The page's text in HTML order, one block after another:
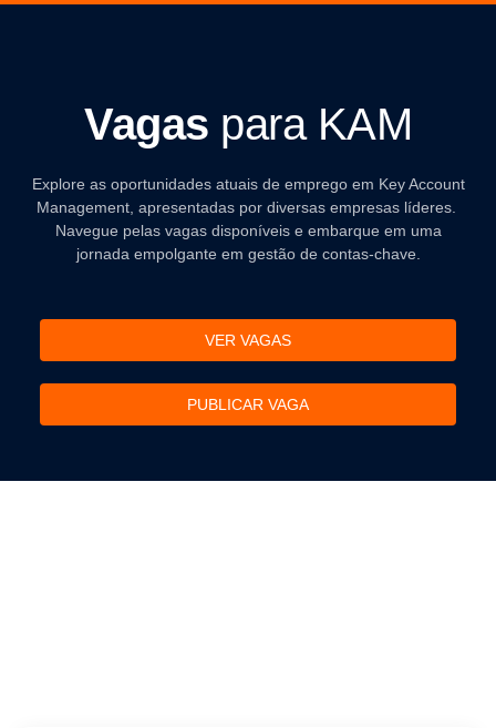
Vagas para KAM
Explore as oportunidades atuais de emprego em Key Account
Management, apresentadas por diversas empresas líderes.
Navegue pelas vagas disponíveis e embarque em uma
jornada empolgante em gestão de contas-chave.
VER VAGAS
PUBLICAR VAGA